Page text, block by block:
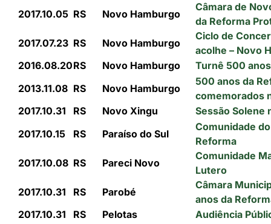
2017.10.05 RS Novo Hamburgo
Câmara de
da Reforma
2017.07.23 RS Novo Hamburgo
Ciclo de
acolhe – Novo
2016.08.20RS Novo Hamburgo
Turnê 500
2013.11.08 RS Novo Hamburgo
500 anos da
comemorados
2017.10.31
RS Novo Xingu
Sessão Solene
2017.10.15
RS Paraíso do Sul
Comunidade
Reforma
2017.10.08 RS Pareci Novo
Comunidade
Lutero
2017.10.31
RS Parobé
Câmara
anos da
2017.10.31
RS Pelotas Audiência